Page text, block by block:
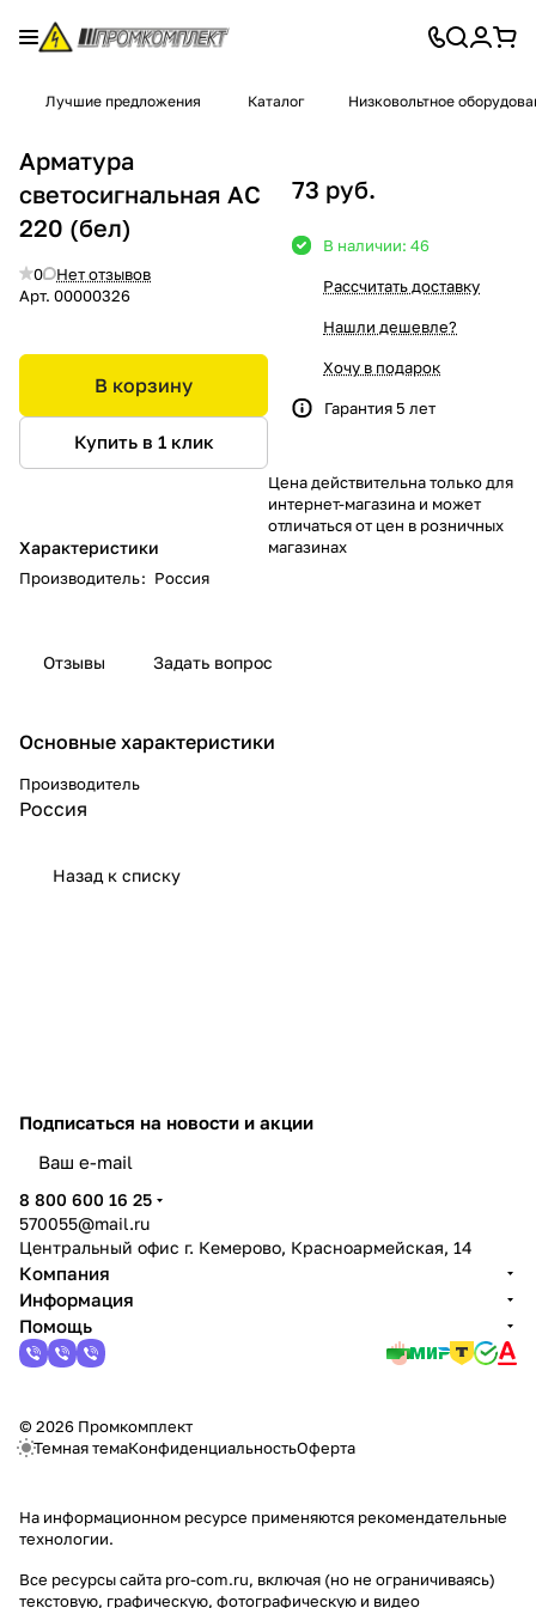
Лучшие предложения Каталог Низковольтное
Арматура
светосигнальная АС
220 (бел)
0
Нет отзывов
Арт. 00000326
В корзину
Купить в 1 клик
Характеристики
Производитель: Россия
73 руб.
В наличии: 46
Рассчитать доставку
Нашли дешевле?
Хочу в подарок
Гарантия 5 лет
Цена действительна только для
интернет-магазина и может
отличаться от цен в розничных
магазинах
Отзывы Задать вопрос
Основные характеристики
Производитель
Россия
Назад к списку
Подписаться на новости и акции
8 800 600 16 25
570055@mail.ru
Центральный офис г. Кемерово, Красноармейская, 14
Компания
Информация
Помощь
© 2026 Промкомплект
Темная темаКонфиденциальностьОферта
На информационном ресурсе применяются рекомендательные
технологии.
Все ресурсы сайта pro-com.ru, включая (но не ограничиваясь)
текстовую, графическую, фотографическую и видео